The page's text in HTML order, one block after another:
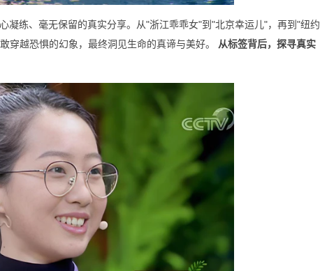
练、毫无保留的真实分享。从"浙江乖乖女"到"北京幸运儿"，再到"纽约
穿越恐惧的幻象，最终洞见生命的真谛与美好。 从标签背后，探寻真实